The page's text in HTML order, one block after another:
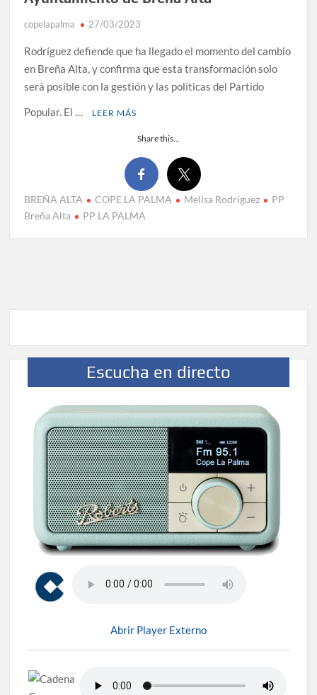
copelapalma 27/03/2023
Rodríguez defiende que ha llegado el momento del cambio
en Breña Alta, y confirma que esta transformación solo
será posible con la gestión y las políticas del Partido
Popular. El …
LEER MÁS
Share this...
BREÑA ALTA COPE LA PALMA Melisa Rodríguez
PP
Breña Alta
PP LA PALMA
Escucha en directo
Abrir Player Externo